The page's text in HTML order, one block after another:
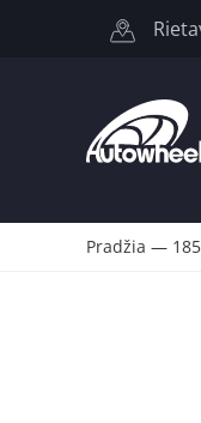
Pradžia —